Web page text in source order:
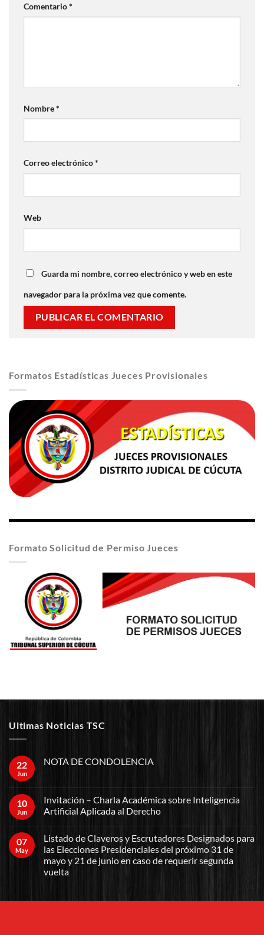
Comentario*
Nombre*
Correo electrónico*
Web
Guarda mi nombre, correo electrónico y web en este
navegador para la próxima vez que comente.
Formatos Estadísticas Jueces Provisionales
Formato Solicitud de Permiso Jueces
Ultimas Noticias TSC
22
Jun
NOTA DE CONDOLENCIA
10
Jun
Invitación – Charla Académica sobre Inteligencia
Artificial Aplicada al Derecho
07
May
Listado de Claveros y Escrutadores Designados para
las Elecciones Presidenciales del próximo 31 de
mayo y 21 de junio en caso de requerir segunda
vuelta